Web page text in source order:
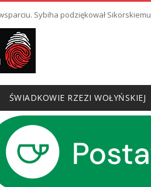
Sybiha podziękował Sikorskiemu
ŚWIADKOWIE RZEZI WOŁYŃSKIEJ